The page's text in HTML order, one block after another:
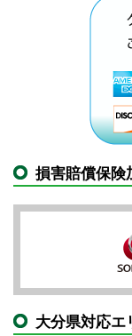
損害賠償保険
大分県対応エ